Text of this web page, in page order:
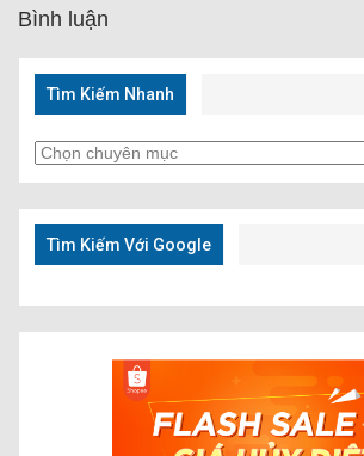
Bình luận
Tìm Kiếm Nhanh
Tìm
Kiếm
Nhanh
Tìm Kiếm Với Google